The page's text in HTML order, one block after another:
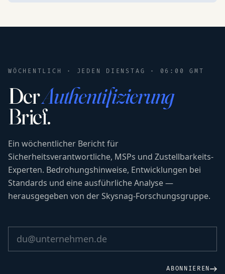
WÖCHENTLICH · JEDEN DIENSTAG · 06:00 GMT
DerAuthentifizierung
Brief.
Ein wöchentlicher Bericht für
Sicherheitsverantwortliche, MSPs und Zustellbarkeits-
Experten. Bedrohungshinweise, Entwicklungen bei
Standards und eine ausführliche Analyse —
herausgegeben von der Skysnag-Forschungsgruppe.
ABONNIEREN